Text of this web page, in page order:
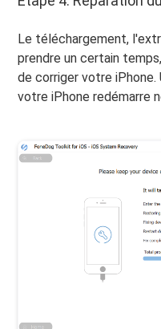
Le téléchargement,
prendre un certain
de corriger votre
votre iPhone redémarre